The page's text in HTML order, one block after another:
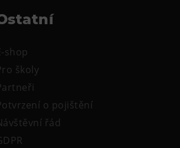
shop
školy
o pojištění
řád